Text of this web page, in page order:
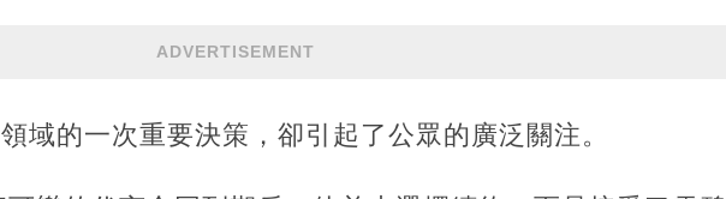
ADVERTISEMENT
域的一次重要決策，卻引起了公眾的廣泛關注。